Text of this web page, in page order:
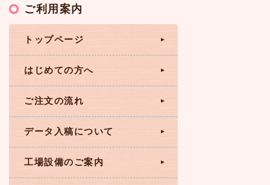
ご利用案内
トップページ
はじめての方へ
ご注文の流れ
データ入稿について
工場設備のご案内